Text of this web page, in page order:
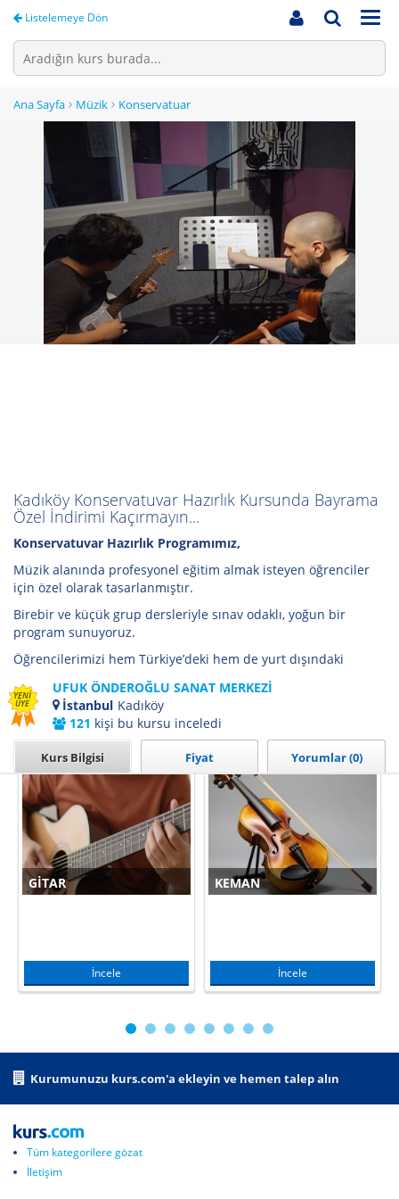
Listelemeye Dön
Ana Sayfa Müzik Konservatuar
YENİ
ÜYE
UFUK ÖNDEROĞLU SANAT MERKEZİ
İstanbul Kadıköy
121 kişi bu kursu inceledi
Kurs Bilgisi Fiyat Yorumlar (0)
Kadıköy Konservatuvar Hazırlık Kursunda Bayrama
Özel İndirimi Kaçırmayın...
Konservatuvar Hazırlık Programımız,
Müzik alanında profesyonel eğitim almak isteyen öğrenciler
için özel olarak tasarlanmıştır.
Birebir ve küçük grup dersleriyle sınav odaklı, yoğun bir
program sunuyoruz.
Öğrencilerimizi hem Türkiye’deki hem de yurt dışındaki
konservatuvarların giriş sınavlarına sistemli ve disiplinli bir
şekilde hazırlıyoruz.
Kurumun Tüm Kursları İçin Tıklayınız
GITAR
İncele
KEMAN
İncele
Kurumunuzu kurs.com'a ekleyin ve hemen talep alın
Tüm kategorilere gözat
İletişim